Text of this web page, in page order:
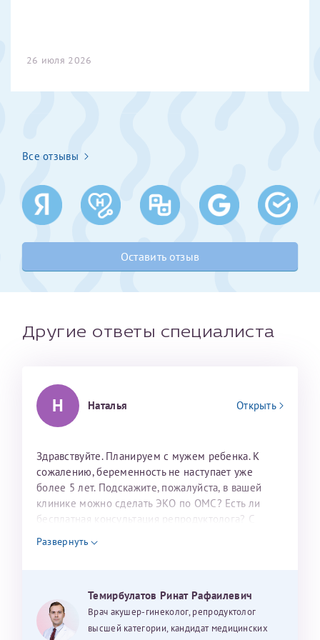
26 июля 2026
Все отзывы
Оставить отзыв
Александра
Ринату Рафаильевичу. Словами не описать, на сколько
мы ему благодарны. Благодаря ему мы стали
счастливыми родителями доченьки, которой
Другие ответы специалиста
Н Наталья Открыть
Здравствуйте. Планируем с мужем ребенка. К
сожалению, беременность не наступает уже
более 5 лет. Подскажите, пожалуйста, в вашей
клинике можно сделать ЭКО по ОМС? Есть ли
бесплатная консультация репродуктолога? С
уважением, Наталья Баранова.
Развернуть
Темирбулатов Ринат Рафаилевич
Врач акушер-гинеколог, репродуктолог
высшей категории, кандидат медицинских
Телефон*
налогоплательщика* (основной разворот с фотографией,